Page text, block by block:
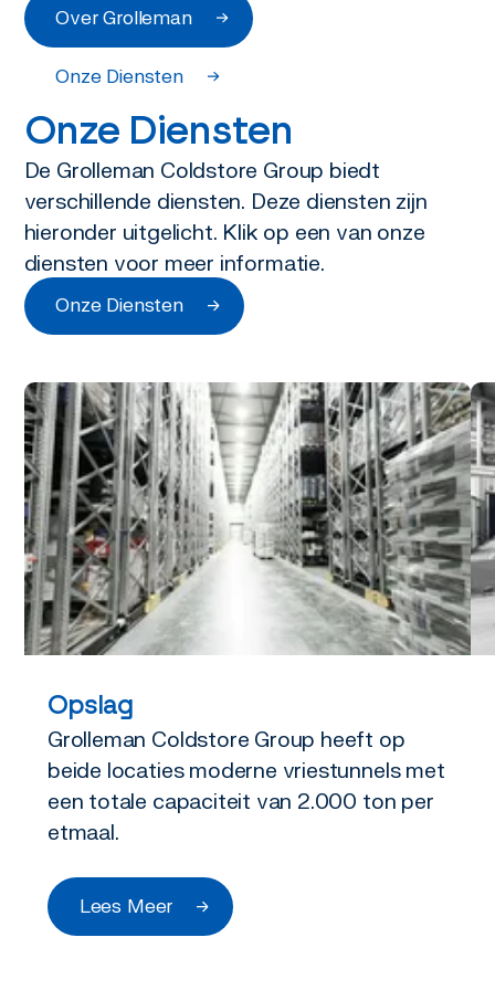
+31(0)55-
5265577
Grolleman
Over Grolleman
Onze Diensten
Onze Diensten
De Grolleman Coldstore Group biedt
verschillende diensten. Deze diensten zijn
hieronder uitgelicht. Klik op een van onze
diensten voor meer informatie.
Onze Diensten
Opslag
Grolleman Coldstore Group heeft op
beide locaties moderne vriestunnels met
een totale capaciteit van 2.000 ton per
etmaal.
Lees Meer